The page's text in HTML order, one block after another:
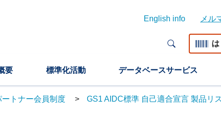
English info メル
要 標準化活動 データベースサービス
トナー会員制度 GS1 AIDC標準 自己適合宣言 製品リ